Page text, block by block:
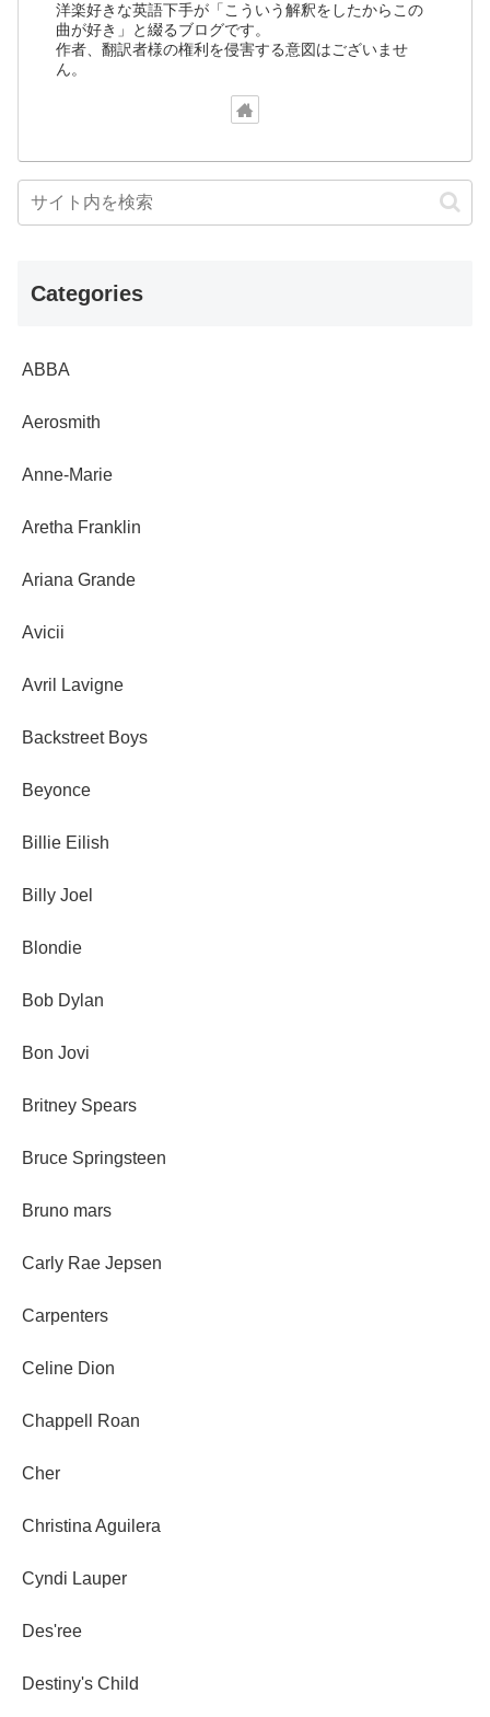
洋楽好きな英語下手が「こういう解釈をしたからこの
曲が好き」と綴るブログです。
作者、翻訳者様の権利を侵害する意図はございませ
ん。
Categories
ABBA
Aerosmith
Anne-Marie
Aretha Franklin
Ariana Grande
Avicii
Avril Lavigne
Backstreet Boys
Beyonce
Billie Eilish
Billy Joel
Blondie
Bob Dylan
Bon Jovi
Britney Spears
Bruce Springsteen
Bruno mars
Carly Rae Jepsen
Carpenters
Celine Dion
Chappell Roan
Cher
Christina Aguilera
Cyndi Lauper
Des'ree
Destiny's Child